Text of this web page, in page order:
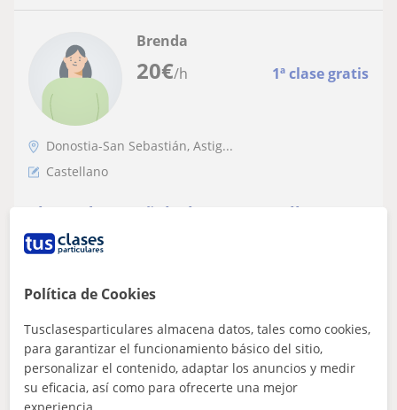
20€/h 1ª clase gratis
Brenda
Donostia-San Sebastián, Astig...
Castellano
Clases de español y lengua castellana:
presencial y online
presenciales y online. Cuento con el...
ver más Contactar
Política de Cookies
Tusclasesparticulares almacena datos, tales como cookies,
para garantizar el funcionamiento básico del sitio,
personalizar el contenido, adaptar los anuncios y medir
su eficacia, así como para ofrecerte una mejor
experiencia.